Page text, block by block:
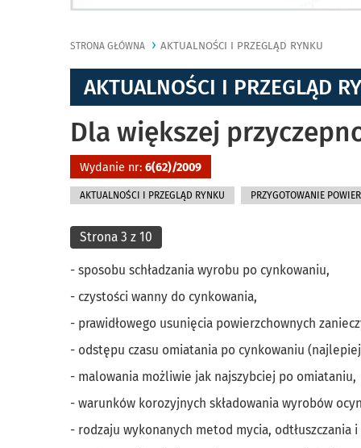
STRONA GŁÓWNA AKTUALNOŚCI I PRZEGLĄD RYNKU
AKTUALNOŚCI I PRZEGLĄD
Dla większej
Wydanie nr: 6(62)/2009
AKTUALNOŚCI I PRZEGLĄD RYNKU PRZYGOTOWANIE
Strona 3 z 10
- sposobu schładzania wyrobu po cynkowaniu,
- czystości wanny do cynkowania,
- prawidłowego usunięcia powierzchownych
- odstępu czasu omiatania po cynkowaniu
- malowania możliwie jak najszybciej po omiataniu,
- warunków korozyjnych składowania wyrobów
- rodzaju wykonanych metod mycia, odtłuszczania